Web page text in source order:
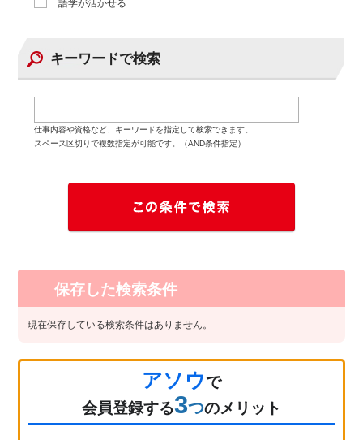
語学が活かせる
キーワードで検索
仕事内容や資格など、キーワードを指定して検索できます。
スペース区切りで複数指定が可能です。（AND条件指定）
保存した検索条件
現在保存している検索条件はありません。
アソウで
会員登録する3つのメリット